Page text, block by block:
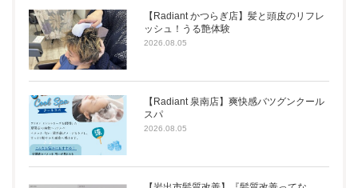
【Radiant かつらぎ店】髪と頭皮のリフレ
ッシュ！うる艶体験
2026.08.05
【Radiant 泉南店】爽快感バツグンクール
スパ
2026.08.05